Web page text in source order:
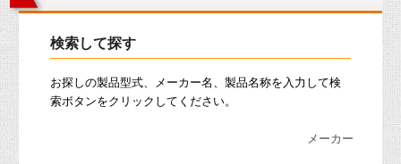
検索して探す
お探しの製品型式、メーカー名、製品名称を入力して検
索ボタンをクリックしてください。
メーカー